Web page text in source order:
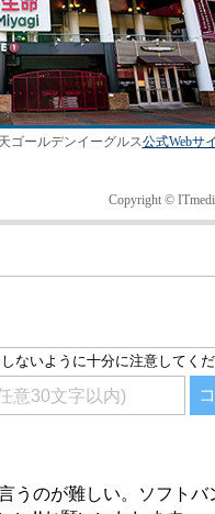
ゴールデンイーグルス公式Webサ
Copyright ©